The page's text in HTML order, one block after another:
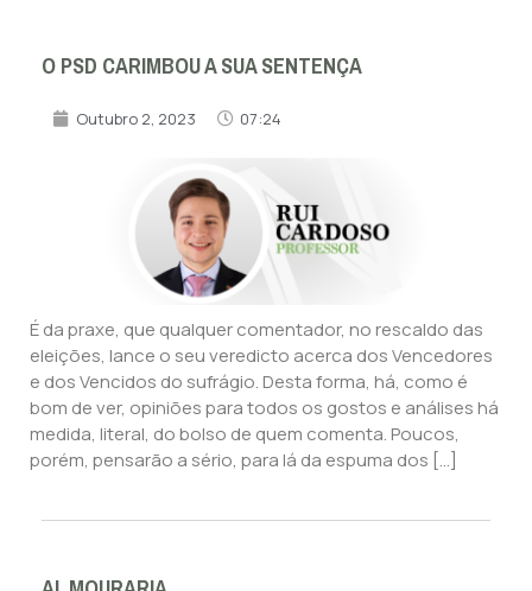
O PSD CARIMBOU A SUA SENTENÇA
Outubro 2, 2023 07:24
É da praxe, que qualquer comentador, no rescaldo das
eleições, lance o seu veredicto acerca dos Vencedores
e dos Vencidos do sufrágio. Desta forma, há, como é
bom de ver, opiniões para todos os gostos e análises há
medida, literal, do bolso de quem comenta. Poucos,
porém, pensarão a sério, para lá da espuma dos […]